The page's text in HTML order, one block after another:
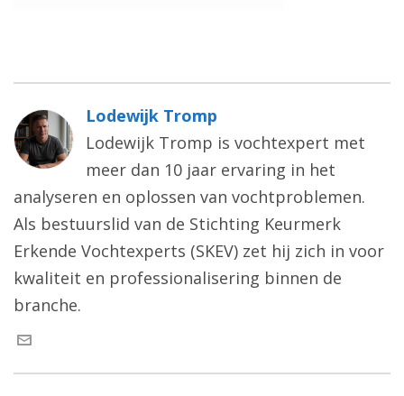
Lodewijk Tromp
Lodewijk Tromp is vochtexpert met
meer dan 10 jaar ervaring in het
analyseren en oplossen van vochtproblemen.
Als bestuurslid van de Stichting Keurmerk
Erkende Vochtexperts (SKEV) zet hij zich in voor
kwaliteit en professionalisering binnen de
branche.